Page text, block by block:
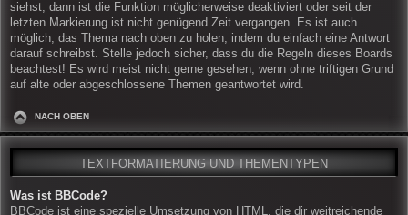
siehst, dann ist die Funktion möglicherweise deaktiviert oder seit der
letzten Markierung ist nicht genügend Zeit vergangen. Es ist auch
möglich, das Thema nach oben zu holen, indem du einfach eine Antwort
darauf schreibst. Stelle jedoch sicher, dass du die Regeln dieses Boards
beachtest! Es wird meist nicht gerne gesehen, wenn ohne triftigen Grund
auf alte oder abgeschlossene Themen geantwortet wird.
NACH OBEN
TEXTFORMATIERUNG UND THEMENTYPEN
Was ist BBCode?
BBCode ist eine spezielle Umsetzung von HTML, die dir weitreichende